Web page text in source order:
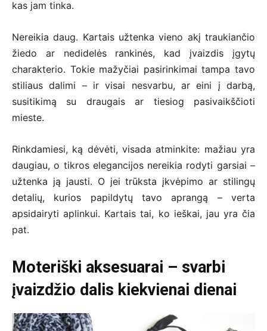
kas jam tinka.
Nereikia daug. Kartais užtenka vieno akį traukiančio
žiedo ar nedidelės rankinės, kad įvaizdis įgytų
charakterio. Tokie mažyčiai pasirinkimai tampa tavo
stiliaus dalimi – ir visai nesvarbu, ar eini į darbą,
susitikimą su draugais ar tiesiog pasivaikščioti
mieste.
Rinkdamiesi, ką dėvėti, visada atminkite: mažiau yra
daugiau, o tikros elegancijos nereikia rodyti garsiai –
užtenka ją jausti. O jei trūksta įkvėpimo ar stilingų
detalių, kurios papildytų tavo aprangą – verta
apsidairyti aplinkui. Kartais tai, ko ieškai, jau yra čia
pat.
Moteriški aksesuarai – svarbi
įvaizdžio dalis kiekvienai dienai